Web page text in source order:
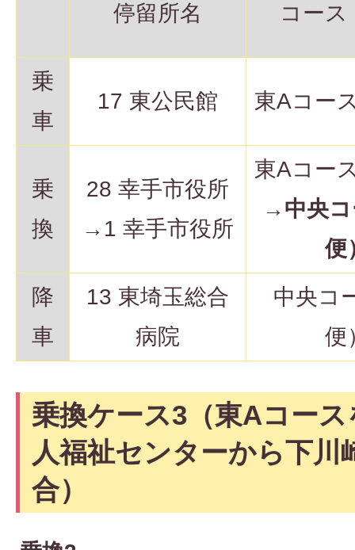
停留所名 コース
乗
車
17 東公民館 東Aコー
乗
換
28 幸手市役所
→1 幸手市役所
東Aコー
→中央
便
降
車
13 東埼玉総合
病院
中央コ
便
乗換ケース3（東Aコー
人福祉センターから下川
合）